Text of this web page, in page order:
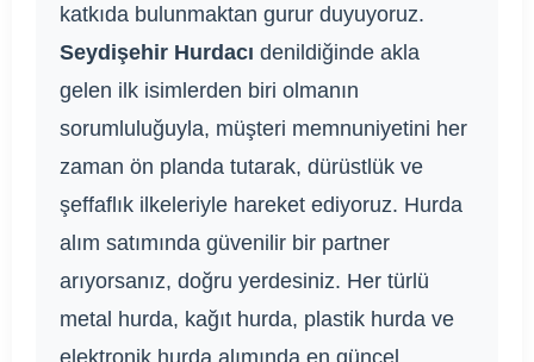
katkıda bulunmaktan gurur duyuyoruz.
Seydişehir Hurdacı denildiğinde akla
gelen ilk isimlerden biri olmanın
sorumluluğuyla, müşteri memnuniyetini her
zaman ön planda tutarak, dürüstlük ve
şeffaflık ilkeleriyle hareket ediyoruz. Hurda
alım satımında güvenilir bir partner
arıyorsanız, doğru yerdesiniz. Her türlü
metal hurda, kağıt hurda, plastik hurda ve